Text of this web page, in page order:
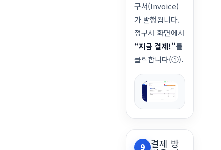
구서(Invoice)
가 발행됩니다.
청구서 화면에서
“지금 결제!”를
클릭합니다(①).
9 결제 방